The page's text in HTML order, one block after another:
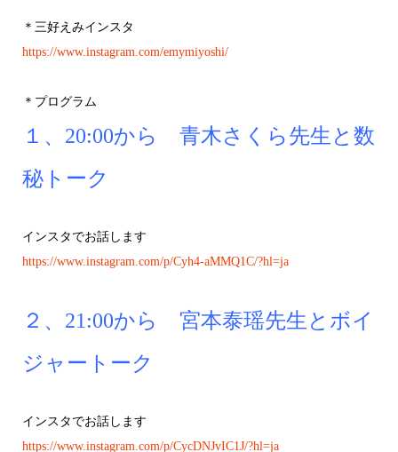
＊三好えみインスタ
https://www.instagram.com/emymiyoshi/
＊プログラム
１、20:00から 青木さくら先生と数
秘トーク
インスタでお話します
https://www.instagram.com/p/Cyh4-aMMQ1C/?hl=ja
２、21:00から 宮本泰瑶先生とボイ
ジャートーク
インスタでお話します
https://www.instagram.com/p/CycDNJvIC1J/?hl=ja